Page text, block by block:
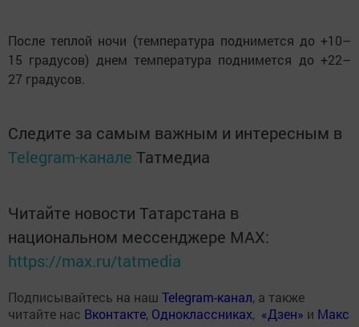
После теплой ночи (температура поднимется до +10–
15 градусов) днем температура поднимется до +22–
27 градусов.
Следите за самым важным и интересным в
Telegram-канале Татмедиа
Читайте новости Татарстана в
национальном мессенджере MАХ:
https://max.ru/tatmedia
Подписывайтесь на наш Telegram-канал, а также
читайте нас Вконтакте, Одноклассниках, «Дзен» и Макс